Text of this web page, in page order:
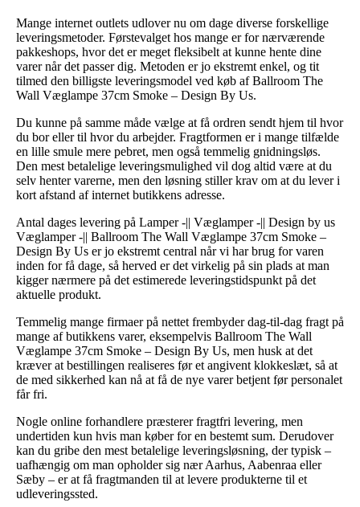
Mange internet outlets udlover nu om dage diverse forskellige
leveringsmetoder. Førstevalget hos mange er for nærværende
pakkeshops, hvor det er meget fleksibelt at kunne hente dine
varer når det passer dig. Metoden er jo ekstremt enkel, og tit
tilmed den billigste leveringsmodel ved køb af Ballroom The
Wall Væglampe 37cm Smoke – Design By Us.
Du kunne på samme måde vælge at få ordren sendt hjem til hvor
du bor eller til hvor du arbejder. Fragtformen er i mange tilfælde
en lille smule mere pebret, men også temmelig gnidningsløs.
Den mest betalelige leveringsmulighed vil dog altid være at du
selv henter varerne, men den løsning stiller krav om at du lever i
kort afstand af internet butikkens adresse.
Antal dages levering på Lamper -|| Væglamper -|| Design by us
Væglamper -|| Ballroom The Wall Væglampe 37cm Smoke –
Design By Us er jo ekstremt central når vi har brug for varen
inden for få dage, så herved er det virkelig på sin plads at man
kigger nærmere på det estimerede leveringstidspunkt på det
aktuelle produkt.
Temmelig mange firmaer på nettet frembyder dag-til-dag fragt på
mange af butikkens varer, eksempelvis Ballroom The Wall
Væglampe 37cm Smoke – Design By Us, men husk at det
kræver at bestillingen realiseres før et angivent klokkeslæt, så at
de med sikkerhed kan nå at få de nye varer betjent før personalet
får fri.
Nogle online forhandlere præsterer fragtfri levering, men
undertiden kun hvis man køber for en bestemt sum. Derudover
kan du gribe den mest betalelige leveringsløsning, der typisk –
uafhængig om man opholder sig nær Aarhus, Aabenraa eller
Sæby – er at få fragtmanden til at levere produkterne til et
udleveringssted.